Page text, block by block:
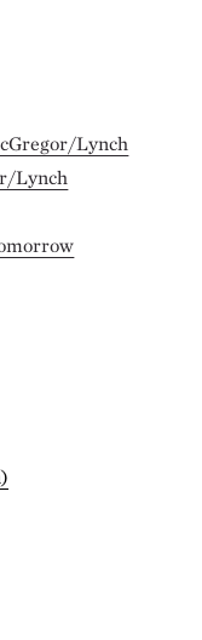
Lynch
Lynch